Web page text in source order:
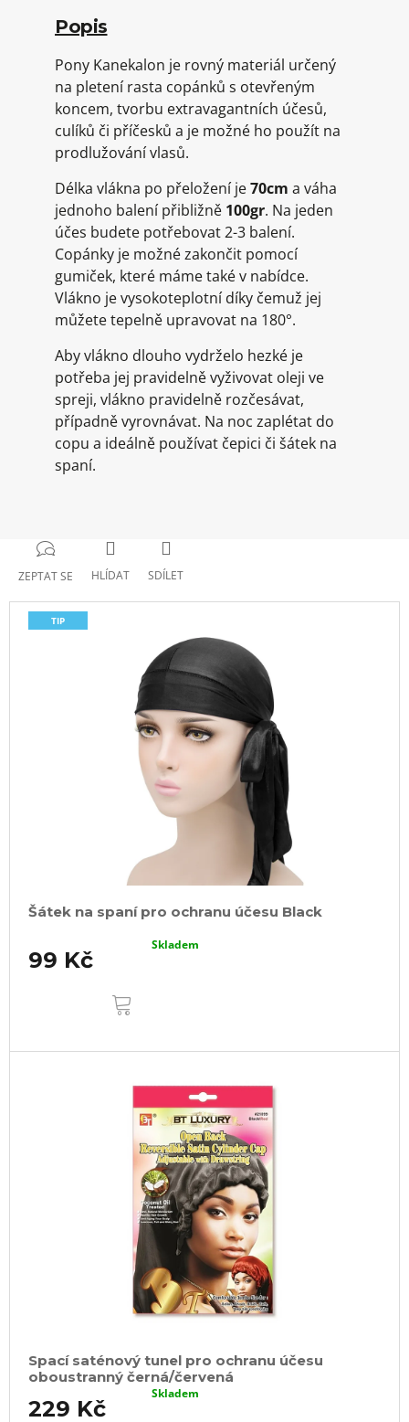
Popis
Pony Kanekalon je rovný materiál určený
na pletení rasta copánků s otevřeným
koncem, tvorbu extravagantních účesů,
culíků či příčesků a je možné ho použít na
prodlužování vlasů.
Délka vlákna po přeložení je70cm a váha
jednoho balení přibližně 100gr. Na jeden
účes budete potřebovat 2-3 balení.
Copánky je možné zakončit pomocí
gumiček, které máme také v nabídce.
Vlákno je vysokoteplotní díky čemuž jej
můžete tepelně upravovat na 180°.
Aby vlákno dlouho vydrželo hezké je
potřeba jej pravidelně vyživovat oleji ve
spreji, vlákno pravidelně rozčesávat,
případně vyrovnávat. Na noc zaplétat do
copu a ideálně používat čepici či šátek na
spaní.
ZEPTAT SE HLÍDAT SDÍLET
TIP
Šátek na spaní pro ochranu účesu Black
99 Kč
Skladem
Spací saténový tunel pro ochranu účesu
oboustranný černá/červená
229 Kč
Skladem